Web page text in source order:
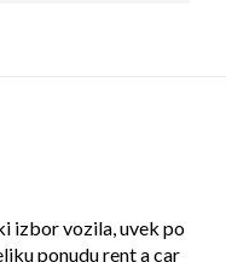
izbor vozila, uvek po
ponudu rent a car